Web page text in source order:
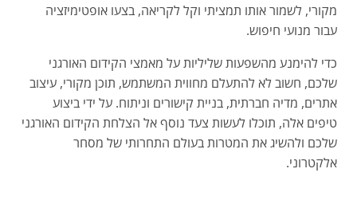
מקורי, לשמור אותו תמציתי וקל לקריאה, בצעו אופטימיזציה
עבור מנועי חיפוש.
כדי להימנע מהשפעות שליליות על מאמצי הקידום האורגני
שלכם, חשוב לא להתעלם מחווית המשתמש, תוכן מקורי, עיצוב
אתרים, מדיה חברתית, בניית קישורים וניתוח. על ידי ביצוע
טיפים אלה, תוכלו לעשות צעד נוסף אל הצלחת הקידום האורגני
שלכם ולהשיג את המטרות בעולם התחרותי של מסחר
אלקטרוני.